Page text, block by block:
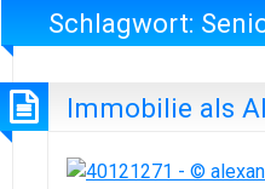
Schlagwort:
Immobilie als